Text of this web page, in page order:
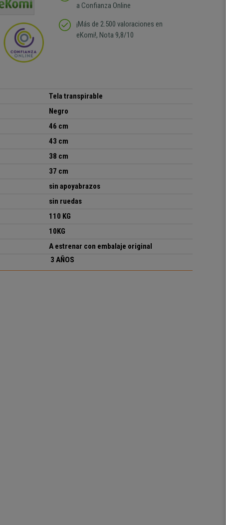
a Confianza Online
¡Más de 2.500 valoraciones en
eKomi!, Nota 9,8/10
Tela transpirable
Negro
46 cm
43 cm
38 cm
37 cm
sin apoyabrazos
sin ruedas
110 KG
10KG
A estrenar con embalaje original
3 AÑOS